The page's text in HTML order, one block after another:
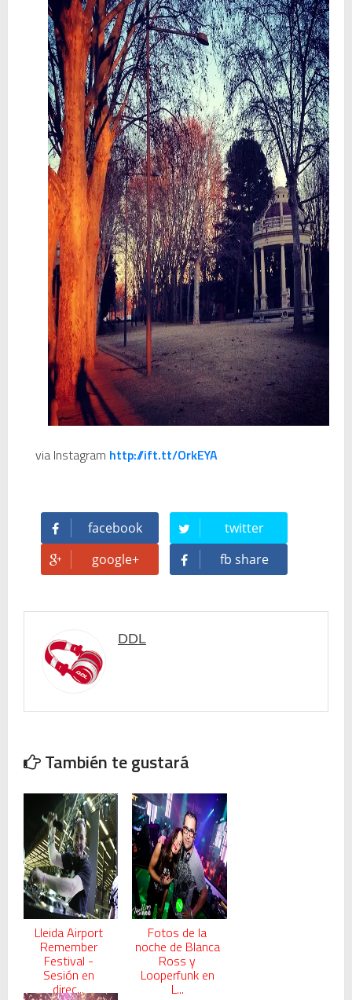
🥊 ¿Michael Jackson golpeó a Tupac? El rumor más explosivo del hip-hop, contado con detalle
 Descubriendo Blender: el futuro de la animación y el diseño 3D... ¡gratis!
Magix Vegas Pro 23 está en camino: ¡confirmado por una fuente muy fiable!
Temporada 2024-2025 de Deejays de Lleida en Lleida TV: Música, recuerdos y comunidad DJ
Mi tercer año poniendo ritmo en la Trobada Empresarial al Pirineu 🎧✨
Una noche mágica en el Celler de Raimat
Recordando New Order - Be a Rebel el regreso elegante de una leyenda
Modern Talking: ¿Debe volver el dúo más famoso del eurodisco? La polémica que divide a millones de fans
via Instagram http://ift.tt/OrkEYA
facebook
twitter
google+
fb share
DDL
También te gustará
Lleida Airport
Remember
Festival -
Sesión en
direc...
Fotos de la
noche de Blanca
Ross y
Looperfunk en
L...